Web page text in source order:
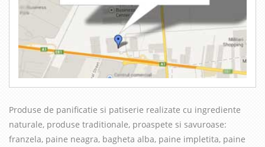
Produse de panificatie si patiserie realizate cu ingrediente
naturale, produse traditionale, proaspete si savuroase:
franzela, paine neagra, bagheta alba, paine impletita, paine